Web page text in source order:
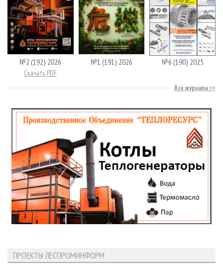
№2 (192) 2026
Скачать PDF
№1 (191) 2026 №6 (190) 2025
Все журналы
ПРОЕКТЫ ЛЕСПРОМИНФОРМ